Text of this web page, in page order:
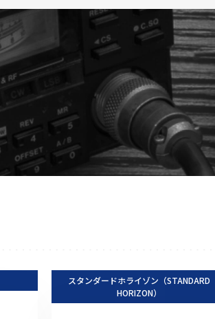
アクセサリー
イヤホンマイク
スピーカーマイク
イヤホン
無線機ケース・カバースタンダードホライゾン（STANDARD
HORIZON）